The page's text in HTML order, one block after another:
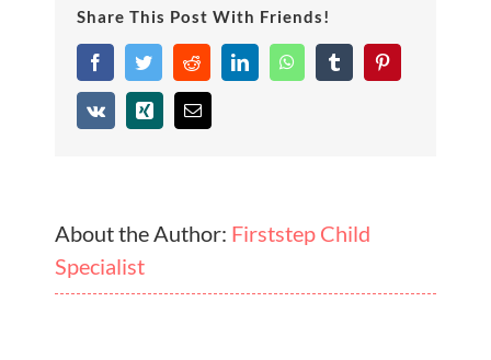
Share This Post With Friends!
FacebookTwitterRedditLinkedInWhatsAppTumblr
Vk Xing Email
About the Author: Firststep Child
Specialist